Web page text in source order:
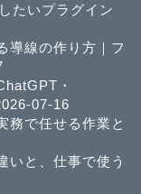
たいプラグイン
導線の作り方｜フ
・
07-16
務で任せる作業と
いと、仕事で使う